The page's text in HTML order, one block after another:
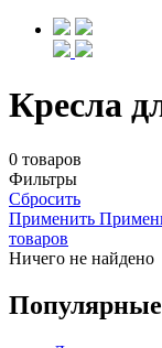
Кресла
0 товаров
Фильтры
Сбросить
Применить
товаров
Ничего не найдено